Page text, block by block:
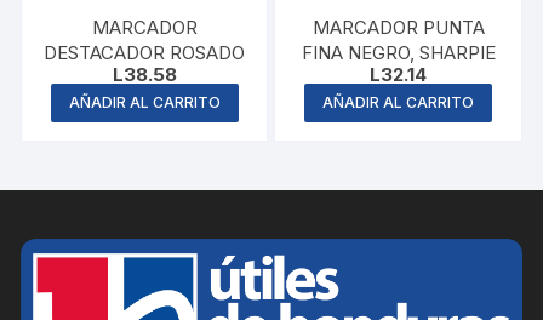
MARCADOR
DESTACADOR ROSADO
L38.58
AÑADIR AL CARRITO
MARCADOR PUNTA
FINA NEGRO, SHARPIE
L32.14
AÑADIR AL CARRITO